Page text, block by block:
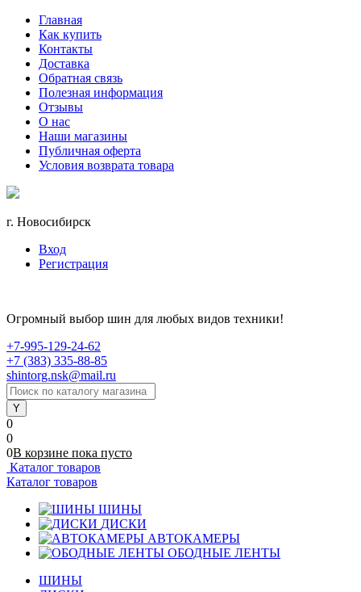
Главная
Как купить
Контакты
Доставка
Обратная связь
Полезная информация
Отзывы
О нас
Наши магазины
Публичная оферта
Условия возврата товара
г. Новосибирск
Вход
Регистрация
Огромный выбор шин для любых видов техники!
+7-995-129-24-62
+7 (383) 335-88-85
shintorg.nsk@mail.ru
0
0
0В корзине пока пусто
Каталог товаров
Каталог товаров
ШИНЫ
ДИСКИ
АВТОКАМЕРЫ
ОБОДНЫЕ ЛЕНТЫ
ШИНЫ